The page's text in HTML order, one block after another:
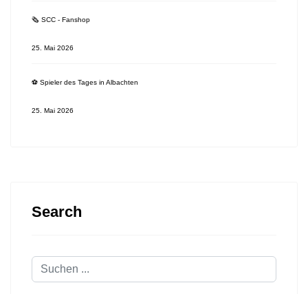
🗞 SCC - Fanshop
25. Mai 2026
⚽️ Spieler des Tages in Albachten
25. Mai 2026
Search
Suchen